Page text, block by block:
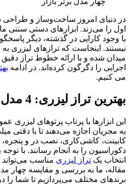
در دنیای امروز ساخت‌وساز و
اول را می‌زند. ابزارهای دستی سنتی
با وجود کارایی در گذشته، دیگر
نیستند. اینجاست که ترازهای لیزری به
میدان شده و با ارائه خطوط تراز دقیق
اجرایی را دگرگون کرده‌اند. در ادامه
می کنیم.
بهترین تراز لیزری: 4 مدل
این ابزارها با پرتاب پرتوهای لیزری
به مجریان اجازه می‌دهند تا با دقتی
کابینت، کاشی‌کاری، نصب در و
دکوراسیون را به انجام رسانند. با توجه
انتخاب یک تراز لیزری مناسب می‌تواند
مقاله، ما به بررسی و مقایسه چهار
برندهای مختلف می‌پردازیم تا شما را در